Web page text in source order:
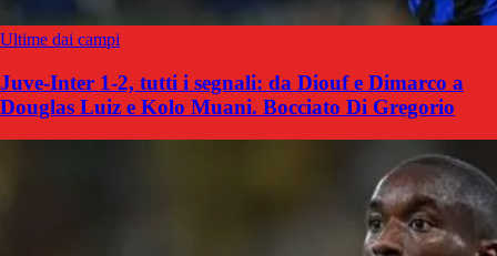
Ultime dai campi
Juve-Inter 1-2, tutti i segnali: da Diouf e Dimarco a
Douglas Luiz e Kolo Muani. Bocciato Di Gregorio